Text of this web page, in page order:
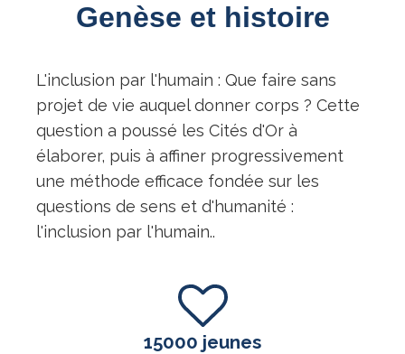
Genèse et histoire
L'inclusion par l'humain : Que faire sans
projet de vie auquel donner corps ? Cette
question a poussé les Cités d'Or à
élaborer, puis à affiner progressivement
une méthode efficace fondée sur les
questions de sens et d'humanité :
l'inclusion par l'humain..
15000 jeunes